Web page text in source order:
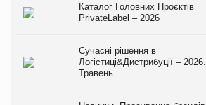
Каталог Головних Проєктів
PrivateLabel – 2026
Сучасні рішення в
Логістиці&Дистрибуції – 2026.
Травень